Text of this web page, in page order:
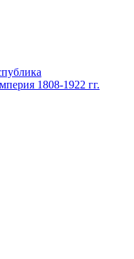
1808-1922 гг.